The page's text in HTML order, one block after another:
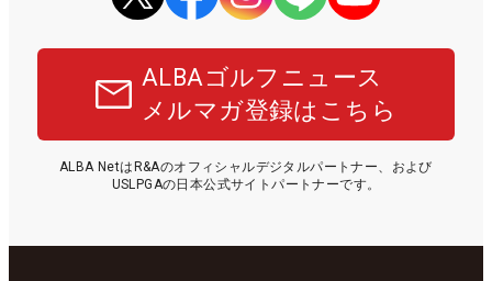
ALBAゴルフニュース
メルマガ登録はこちら
ALBA NetはR&Aのオフィシャルデジタルパートナー、および
USLPGAの日本公式サイトパートナーです。